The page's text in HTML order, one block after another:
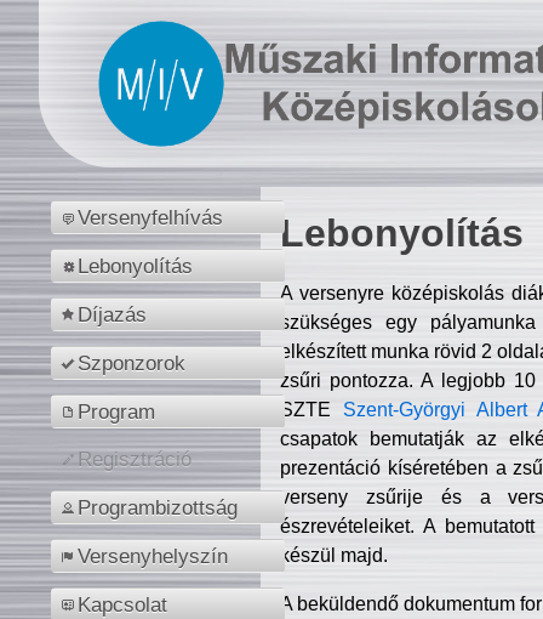
Versenyfelhívás
Lebonyolítás
Díjazás
Szponzorok
Program
Regisztráció
Programbizottság
Versenyhelyszín
Kapcsolat
Lebonyolítás
A versenyre középiskolás
szükséges egy
elkészített munka rövid 2
zsűri pontozza. A legjobb
SZTE Szent-Györgyi Albert
csapatok bemutatják az
prezentáció kíséretében a
verseny zsűrije és a
észrevételeiket. A
készül majd.
A beküldendő dokumentum